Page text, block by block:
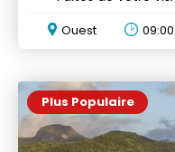
Ouest
Plus Populaire